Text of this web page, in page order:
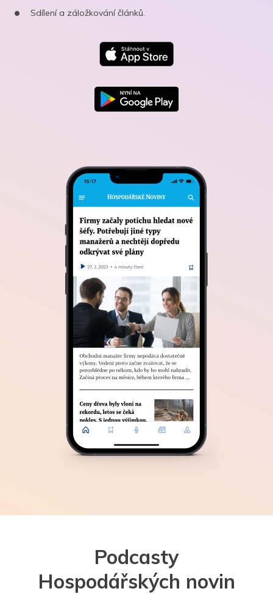
Sdílení a záložkování článků.
Podcasty
Hospodářských novin